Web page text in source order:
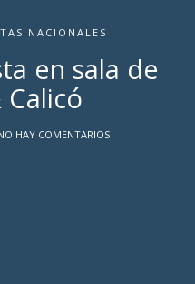
NACIONALES
en sala de
HAY COMENTARIOS